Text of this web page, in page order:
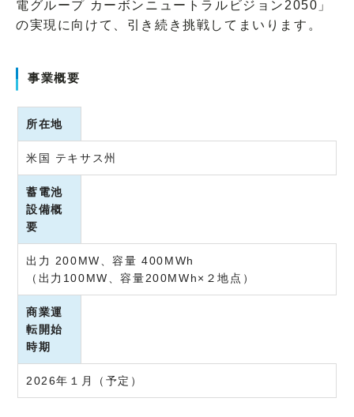
電グループ カーボンニュートラルビジョン2050」
の実現に向けて、引き続き挑戦してまいります。
事業概要
所在地
米国 テキサス州
蓄電池
設備概
要
出力 200MW、容量 400MWh
（出力100MW、容量200MWh×２地点）
商業運
転開始
時期
2026年１月（予定）